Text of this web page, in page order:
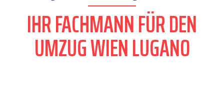
IHR FACHMANN FÜR DEN
UMZUG WIEN LUGANO